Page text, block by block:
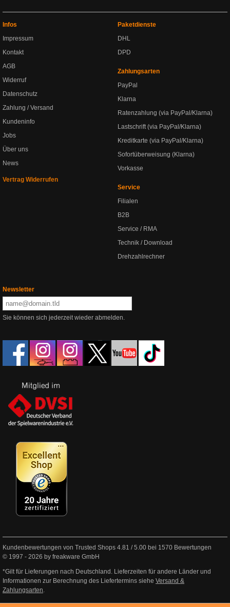
Infos
Impressum
Kontakt
AGB
Widerruf
Datenschutz
Zahlung / Versand
Kundeninfo
Jobs
Über uns
News
Vertrag Widerrufen
Paketdienste
DHL
DPD
Zahlungsarten
PayPal
Klarna
Ratenzahlung (via PayPal/Klarna)
Lastschrift (via PayPal/Klarna)
Kreditkarte (via PayPal/Klarna)
Sofortüberweisung (Klarna)
Vorkasse
Service
Filialen
B2B
Service / RMA
Technik / Download
Drehzahlrechner
Newsletter
Sie können sich jederzeit wieder abmelden.
Kundenbewertungen von Trusted Shops 4.81 /5.00 bei 1570 Bewertungen
© 1997 - 2026 by freakware GmbH
*Gilt für Lieferungen nach Deutschland. Lieferzeiten für andere Länder und
Informationen zur Berechnung des Liefertermins siehe Versand &
Zahlungsarten